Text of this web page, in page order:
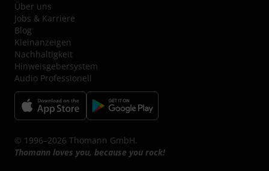
Über uns
Jobs & Karriere
Blog
Kleinanzeigen
Nachhaltigkeit
Hinweisgebersystem
Audio Professionell
© 1996–2026 Thomann GmbH.
Thomann loves you, because you rock!